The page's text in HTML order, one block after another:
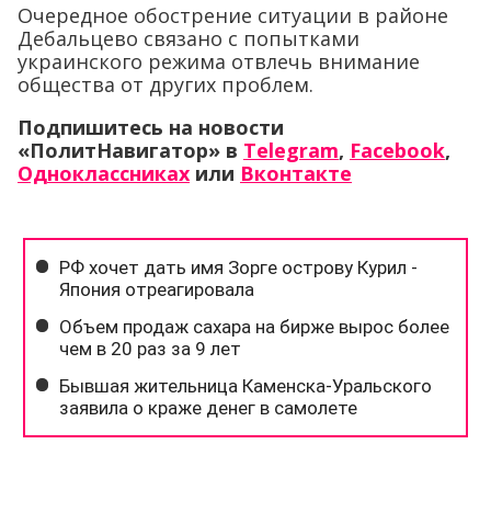
Очередное обострение ситуации в районе
Дебальцево связано с попытками
украинского режима отвлечь внимание
общества от других проблем.
Подпишитесь на новости
«ПолитНавигатор» в Telegram, Facebook,
Одноклассниках или Вконтакте